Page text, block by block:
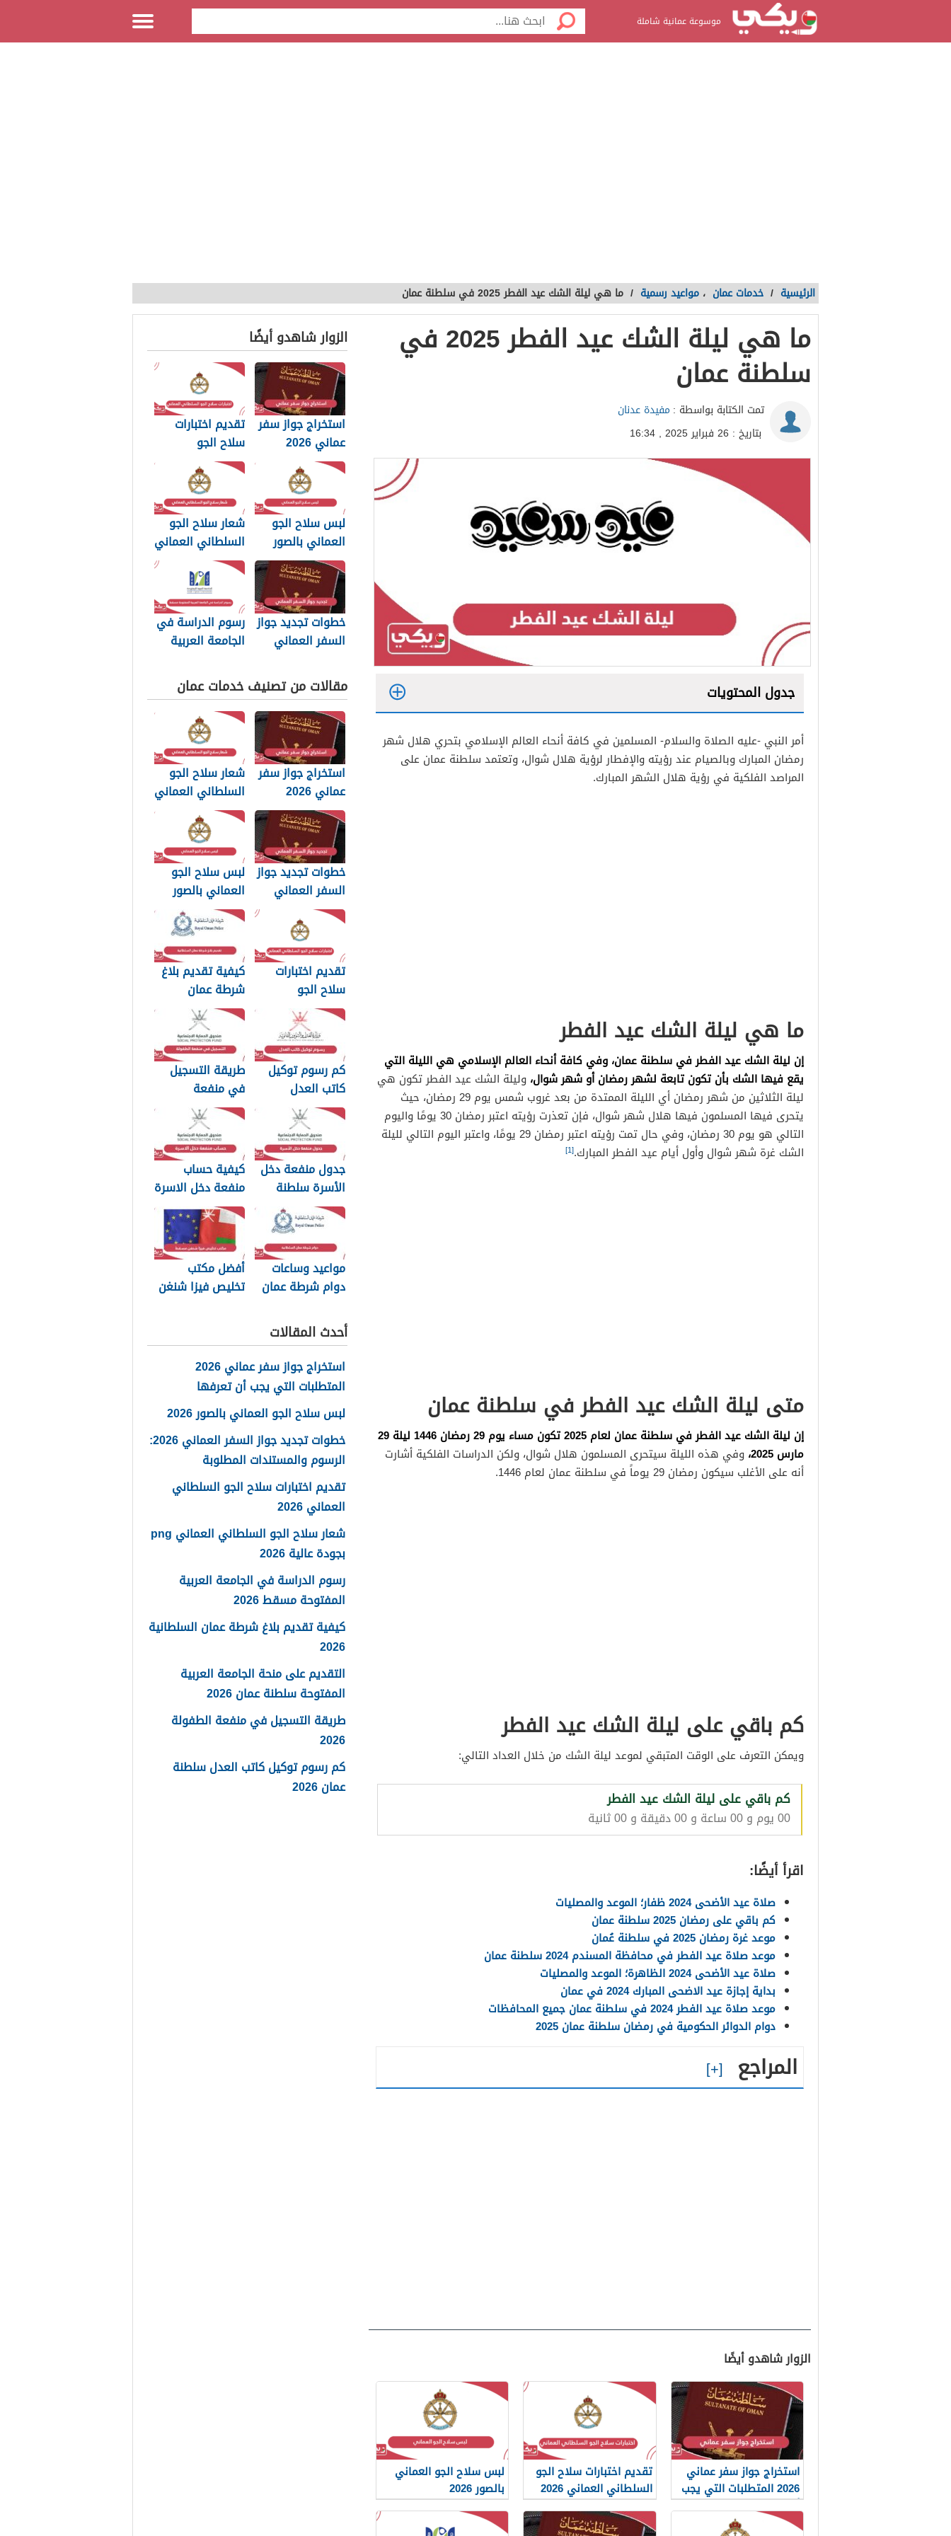
موسوعة عمانية شاملة
الرئيسية / خدمات عمان ، مواعيد رسمية / ما هي ليلة الشك عيد الفطر 2025 في سلطنة عمان
ما هي ليلة الشك عيد الفطر 2025 في
سلطنة عمان
تمت الكتابة بواسطة : مفيدة عدنان
بتاريخ : 26 فبراير 2025 , 16:34
جدول المحتويات
2
3
أمر النبي -عليه الصلاة والسلام- المسلمين في كافة أنحاء العالم الإسلامي بتحري هلال شهر
رمضان المبارك وبالصيام عند رؤيته والإفطار لرؤية هلال شوال، وتعتمد سلطنة عمان على
المراصد الفلكية في رؤية هلال الشهر المبارك.
ما هي ليلة الشك عيد الفطر
إن ليلة الشك عيد الفطر في سلطنة عمان، وفي كافة أنحاء العالم الإسلامي هي الليلة التي
يقع فيها الشك بأن تكون تابعة لشهر رمضان أو شهر شوال، وليلة الشك عيد الفطر تكون هي
ليلة الثلاثين من شهر رمضان أي الليلة الممتدة من بعد غروب شمس يوم 29 رمضان، حيث
يتحرى فيها المسلمون فيها هلال شهر شوال، فإن تعذرت رؤيته اعتبر رمضان 30 يومًا واليوم
التالي هو يوم 30 رمضان، وفي حال تمت رؤيته اعتبر رمضان 29 يومًا، واعتبر اليوم التالي لليلة
الشك غرة شهر شوال وأول أيام عيد الفطر المبارك.[1]
متى ليلة الشك عيد الفطر في سلطنة عمان
إن ليلة الشك عيد الفطر في سلطنة عمان لعام 2025 تكون مساء يوم 29 رمضان 1446 ليلة 29
مارس 2025،
وفي هذه الليلة سيتحرى المسلمون هلال شوال، ولكن الدراسات الفلكية أشارت
أنه على الأغلب سيكون رمضان 29 يوماً في سلطنة عمان لعام 1446.
كم باقي على ليلة الشك عيد الفطر
ويمكن التعرف على الوقت المتبقي لموعد ليلة الشك من خلال العداد التالي:
كم باقي على ليلة الشك عيد الفطر
00 يوم و 00 ساعة و 00 دقيقة و 00 ثانية
اقرأ أيضًا:
صلاة عيد الأضحى 2024 ظفار؛ الموعد والمصليات
كم باقي على رمضان 2025 سلطنة عمان
موعد غرة رمضان 2025 في سلطنة عُمان
موعد صلاة عيد الفطر في محافظة المسندم 2024 سلطنة عمان
صلاة عيد الأضحى 2024 الظاهرة؛ الموعد والمصليات
بداية إجازة عيد الاضحى المبارك 2024 في عمان
موعد صلاة عيد الفطر 2024 في سلطنة عمان جميع المحافظات
دوام الدوائر الحكومية في رمضان سلطنة عمان 2025
المراجع
الزوار شاهدو أيضًا
استخراج جواز سفر عماني
2026 المتطلبات التي يجب
أن تعرفها
تقديم اختبارات سلاح الجو
السلطاني العماني 2026
لبس سلاح الجو العماني
بالصور 2026
الزوار شاهدو أيضًا
استخراج جواز سفر
عماني 2026
المتطلبات التي
يجب أن تعرفها
تقديم اختبارات
سلاح الجو
السلطاني العماني
2026
لبس سلاح الجو
العماني بالصور
2026
شعار سلاح الجو
السلطاني العماني
png بجودة عالية
2026
خطوات تجديد جواز
السفر العماني
والمستندات
المطلوبة
رسوم الدراسة في
الجامعة العربية
2026
مقالات من تصنيف خدمات عمان
استخراج جواز سفر
عماني 2026
المتطلبات التي
يجب أن تعرفها
شعار سلاح الجو
السلطاني العماني
png بجودة عالية
2026
خطوات تجديد جواز
السفر العماني
2026: الرسوم
والمستندات
المطلوبة
لبس سلاح الجو
العماني بالصور
2026
تقديم اختبارات
سلاح الجو
السلطاني العماني
2026
كيفية تقديم بلاغ
شرطة عمان
السلطانية 2026
كم رسوم توكيل
كاتب العدل
سلطنة عمان 2026
طريقة التسجيل
في منفعة
الطفولة 2026
جدول منفعة دخل
الأسرة سلطنة
عمان 2026
كيفية حساب
منفعة دخل الاسرة
سلطنة عمان 2026
مواعيد وساعات
دوام شرطة عمان
أفضل مكتب
تخليص فيزا شنغن
أحدث المقالات
استخراج جواز سفر عماني 2026
المتطلبات التي يجب أن تعرفها
لبس سلاح الجو العماني بالصور 2026
خطوات تجديد جواز السفر العماني 2026:
الرسوم والمستندات المطلوبة
تقديم اختبارات سلاح الجو السلطاني
العماني 2026
شعار سلاح الجو السلطاني العماني png
بجودة عالية 2026
رسوم الدراسة في الجامعة العربية
المفتوحة مسقط 2026
كيفية تقديم بلاغ شرطة عمان السلطانية
2026
التقديم على منحة الجامعة العربية
المفتوحة سلطنة عمان 2026
طريقة التسجيل في منفعة الطفولة
2026
كم رسوم توكيل كاتب العدل سلطنة
عمان 2026